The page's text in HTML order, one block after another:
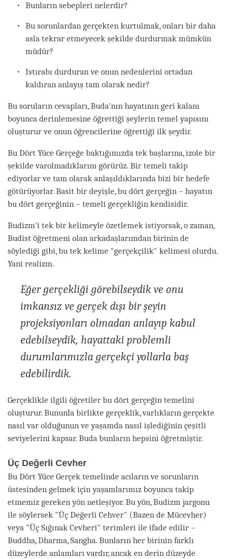
Bunların sebepleri nelerdir?
Bu sorunlardan gerçekten kurtulmak, onları bir daha
asla tekrar etmeyecek şekilde durdurmak mümkün
müdür?
Istırabı durduran ve onun nedenlerini ortadan
kaldıran anlayış tam olarak nedir?
Bu soruların cevapları, Buda'nın hayatının geri kalanı
boyunca derinlemesine öğrettiği şeylerin temel yapısını
oluşturur ve onun öğrencilerine öğrettiği ilk şeydir.
Bu Dört Yüce Gerçeğe baktığımızda tek başlarına, izole bir
şekilde varolmadıklarını görürüz. Bir temeli takip
ediyorlar ve tam olarak anlaşıldıklarında bizi bir hedefe
götürüyorlar. Basit bir deyişle, bu dört gerçeğin – hayatın
bu dört gerçeğinin – temeli gerçekliğin kendisidir.
Budizm'i tek bir kelimeyle özetlemek istiyorsak, o zaman,
Budist öğretmeni olan arkadaşlarımdan birinin de
söylediği gibi, bu tek kelime "gerçekçilik" kelimesi olurdu.
Yani realizm.
Eğer gerçekliği görebilseydik ve onu
imkansız ve gerçek dışı bir şeyin
projeksiyonları olmadan anlayıp kabul
edebilseydik, hayattaki problemli
durumlarımızla gerçekçi yollarla baş
edebilirdik.
Gerçeklikle ilgili öğretiler bu dört gerçeğin temelini
oluşturur. Bununla birlikte gerçeklik, varlıkların gerçekte
nasıl var olduğunun ve yaşamda nasıl işlediğinin çeşitli
seviyelerini kapsar. Buda bunların hepsini öğretmiştir.
Üç Değerli Cevher
Bu Dört Yüce Gerçek temelinde acıların ve sorunların
üstesinden gelmek için yaşamlarımız boyunca takip
etmemiz gereken yön netleşiyor. Bu yön, Budizm jargonu
ile söylersek "Üç Değerli Cehver" (Bazen de Mücevher)
veya "Üç Sığınak Cevheri" terimleri ile ifade edilir –
Buddha, Dharma, Sangha. Bunların her birinin farklı
düzeylerde anlamları vardır, ancak en derin düzeyde